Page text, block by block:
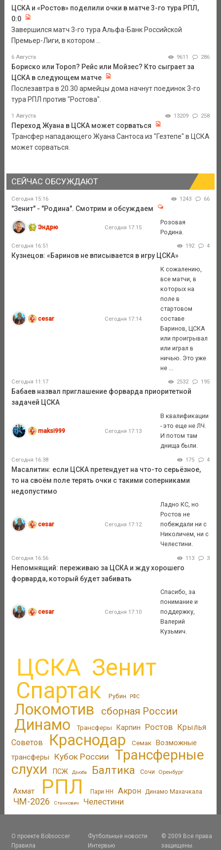
ЦСКА и «Ростов» поделили очки в матче 3-го тура РПЛ,
0:0
Завершился матч 3-го тура Альфа-Банк Российской
Премьер-Лиги, в котором ...
6 Августа 9611 286
Бориско или Тороп? Рейс или Мойзес? Кто сыграет за
ЦСКА в следующем матче
Послезавтра в 20.30 армейцы дома начнут поединок 3-го
тура РПЛ против "Ростова".
1 Августа 13209 258
Переход Жуана в ЦСКА может сорваться
Трансфер нападающего Жуана Сантоса из "Гезтепе" в ЦСКА
может сорваться.
СЕЙЧАС ОБСУЖДАЮТ
Сегодня 15:16 1243 66
"Зенит" - "Родина". Смотрим и обсуждаем
Эндрю Сегодня 17:15
Розовая
Родина.
Сегодня 16:51 192 4
Кузнецов: «Баринов не вписывается в игру ЦСКА»
cesar Сегодня 17:14
К сожалению,
все матчи, в
которых на
поле в
стартовом
составе
Баринов, ЦСКА
или проигрывал
или играл в
ничью. Это уже
не ...
Сегодня 11:17 2532 195
Бабаев назвал приглашение форварда приоритетной
задачей ЦСКА
maksi999 Сегодня 17:13
В квалификации
- это еще не ЛЧ.
И потом там
днища были.
Сегодня 16:38 175 4
Масалитин: если ЦСКА претендует на что-то серьёзное,
то на своём поле терять очки с такими соперниками
недопустимо
cesar Сегодня 17:12
Ладно КС, но
Ростов не
побеждали ни с
Николичем, ни с
Челестини.
Сегодня 16:56 113 3
Непомнящий: переживаю за ЦСКА и жду хорошего
форварда, который будет забивать
cesar Сегодня 17:10
Спасибо, за
понимание и
поддержку,
Валерий
Кузьмич.
ЦСКА Зенит
Спартак Рубин РФС
Локомотив сборная России
Динамо Трансферы Карпин Ростов Крылья
Советов
Краснодар Семак Возможные
трансферы
Кубок России
Трансферные
слухи
ПСЖ Дзюба Балтика Сочи Оренбург
Ахмат РПЛ Пари НН Акрон Динамо Махачкала
ЧМ-2026 Станкович Челестини
О проекте Bobsoccer
Правила
Футбольные новости
Интервью
© 2009 Все права
защищены.